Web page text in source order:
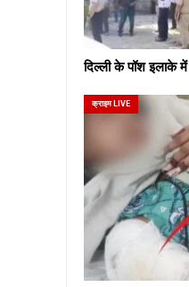
दिल्ली के पॉश इलाके
क्राइम LIVE